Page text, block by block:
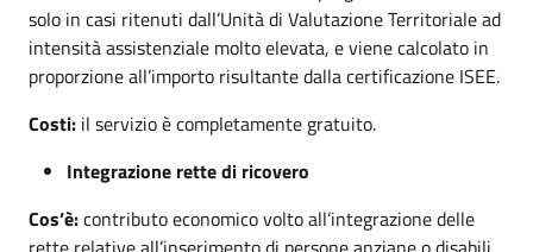
solo in casi ritenuti dall’Unità di Valutazione Territoriale ad
intensità assistenziale molto elevata, e viene calcolato in
proporzione all’importo risultante dalla certificazione ISEE.
Costi: il servizio è completamente gratuito.
Integrazione rette di ricovero
Cos’è:contributo economico volto all’integrazione delle